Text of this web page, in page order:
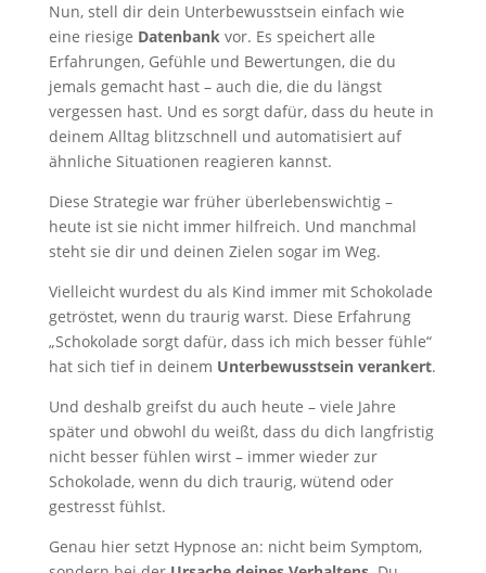
Nun, stell dir dein Unterbewusstsein einfach wie
eine riesige Datenbankvor. Es speichert alle
Erfahrungen, Gefühle und Bewertungen, die du
jemals gemacht hast – auch die, die du längst
vergessen hast. Und es sorgt dafür, dass du heute in
deinem Alltag blitzschnell und automatisiert auf
ähnliche Situationen reagieren kannst.
Diese Strategie war früher überlebenswichtig –
heute ist sie nicht immer hilfreich. Und manchmal
steht sie dir und deinen Zielen sogar im Weg.
Vielleicht wurdest du als Kind immer mit Schokolade
getröstet, wenn du traurig warst. Diese Erfahrung
„Schokolade sorgt dafür, dass ich mich besser fühle“
hat sich tief in deinem Unterbewusstsein verankert.
Und deshalb greifst du auch heute – viele Jahre
später und obwohl du weißt, dass du dich langfristig
nicht besser fühlen wirst – immer wieder zur
Schokolade, wenn du dich traurig, wütend oder
gestresst fühlst.
Genau hier setzt Hypnose an: nicht beim Symptom,